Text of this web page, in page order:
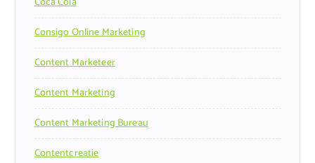
Consigo Online Marketing
Content Marketeer
Content Marketing
Content Marketing Bureau
Contentcreatie